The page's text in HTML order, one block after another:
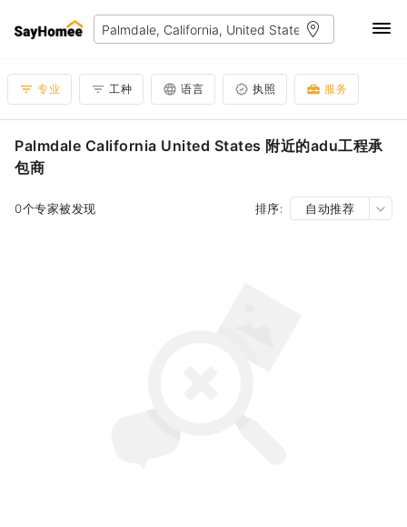
专业 工种 语言 执照 服务
Palmdale California United States 附近的adu工程承
包商
0个专家被发现 排序: 自动推荐